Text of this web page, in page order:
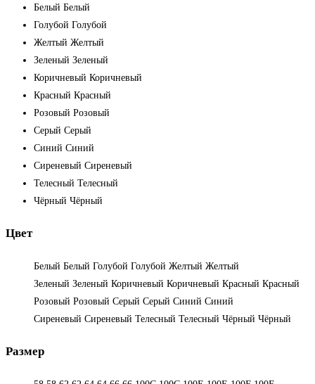
Белый Белый
Голубой Голубой
Желтый Желтый
Зеленый Зеленый
Коричневый Коричневый
Красный Красный
Розовый Розовый
Серый Серый
Синий Синий
Сиреневый Сиреневый
Телесный Телесный
Чёрный Чёрный
Цвет
Белый Белый Голубой Голубой Желтый Желтый
Зеленый Зеленый Коричневый Коричневый Красный Красный
Розовый Розовый Серый Серый Синий Синий
Сиреневый Сиреневый Телесный Телесный Чёрный Чёрный
Размер